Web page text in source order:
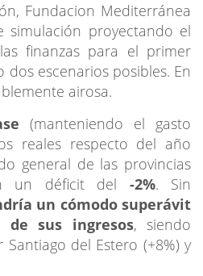
Fundacion Mediterránea
proyectando el
finanzas para el primer
dos escenarios posibles. En
airosa.
(manteniendo el gasto
reales respecto del año
general de las provincias
un déficit del -2%. Sin
un cómodo superávit
de sus ingresos, siendo
del Estero (+8%) y